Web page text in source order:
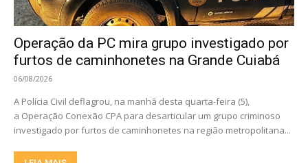
Operação da PC mira grupo investigado por
furtos de caminhonetes na Grande Cuiabá
06/08/2026
A Polícia Civil deflagrou, na manhã desta quarta-feira (5),
a Operação Conexão CPA para desarticular um grupo criminoso
investigado por furtos de caminhonetes na região metropolitana...